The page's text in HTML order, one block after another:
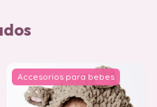
Accesorios para bebes